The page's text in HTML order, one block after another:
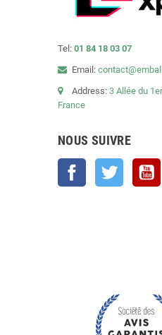
Tel: 01 84 18 03 07
Email:
Address: 3 Allée du
France
NOUS SUIVRE
Facebook Twitter